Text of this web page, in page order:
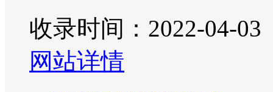
收录时间：2022-04-03
网站详情